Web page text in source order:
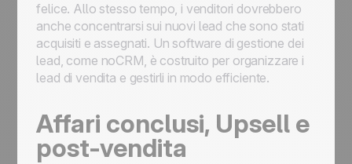
felice. Allo stesso tempo, i venditori dovrebbero
anche concentrarsi sui nuovi lead che sono stati
acquisiti e assegnati. Un software di gestione dei
lead, come noCRM, è costruito per organizzare i
lead di vendita e gestirli in modo efficiente.
Affari conclusi, Upsell e
post-vendita